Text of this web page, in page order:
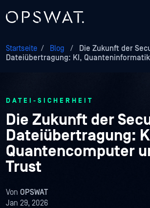
Startseite / Blog /
Die Zukunft der
Dateiübertragung: KI,
DATEI-SICHERHEIT
Die Zukunft der
Dateiübertragung:
Quantencomputer
Trust
Von OPSWAT
Jan 29, 2026